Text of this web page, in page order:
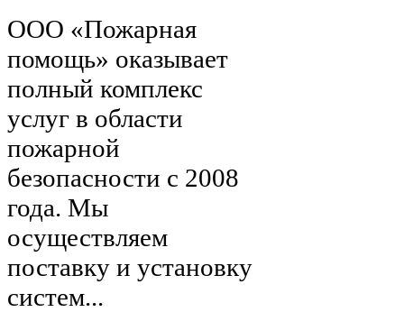
ООО «Пожарная
помощь» оказывает
полный комплекс
услуг в области
пожарной
безопасности с 2008
года. Мы
осуществляем
поставку и установку
систем...